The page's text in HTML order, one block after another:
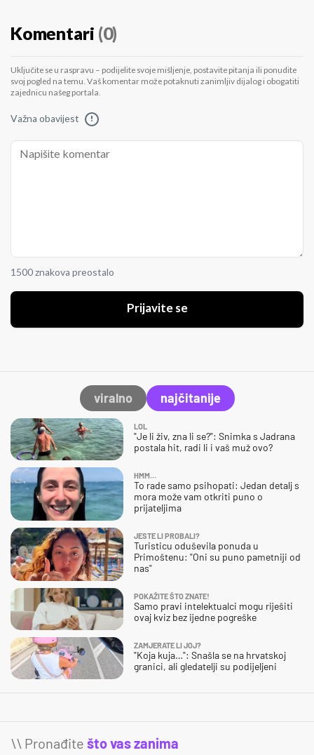
Komentari (0)
Uključite se u raspravu – podijelite svoje mišljenje, postavite pitanja ili ponudite
svoj pogled na temu. Vaš komentar može potaknuti zanimljiv dijalog i obogatiti
zajednicu našeg portala.
Važna obavijest !
1500 znakova preostalo
Prijavite se
viralno najčitanije
LOL
"Je li živ, zna li se?": Snimka s Jadrana
postala hit, radi li i vaš muž ovo?
HMM…
To rade samo psihopati: Jedan detalj s
mora može vam otkriti puno o
prijateljima
JESTE LI PROBALI?
Turisticu oduševila ponuda u
Primoštenu: "Oni su puno pametniji od
nas"
POKAŽITE ŠTO ZNATE!
Samo pravi intelektualci mogu riješiti
ovaj kviz bez ijedne pogreške
ZAMJERATE LI JOJ?
"Koja kuja…": Snašla se na hrvatskoj
granici, ali gledatelji su podijeljeni
\\ Pronađite što vas zanima